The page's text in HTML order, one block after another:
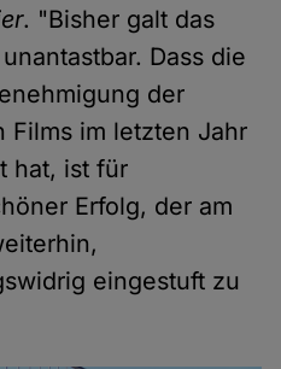
. "Bisher galt das
Dass die
der
Films im letzten Jahr
hat, ist für
Erfolg, der am
eingestuft zu